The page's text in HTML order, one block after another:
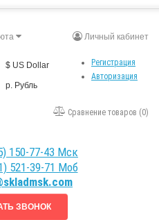
Личный кабинет
Регистрация
Авторизация
$ US Dollar
р. Рубль
Сравнение товаров (0)
150-77-43 Мск
521-39-71 Моб
ЗВОНОК